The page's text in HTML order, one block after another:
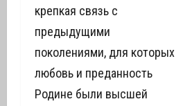
крепкая связь с
предыдущими
поколениями, для которых
любовь и преданность
Родине были высшей